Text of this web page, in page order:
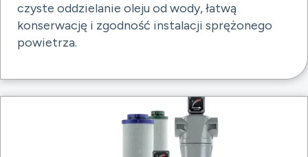
czyste oddzielanie oleju od wody, łatwą
konserwację i zgodność instalacji sprężonego
powietrza.